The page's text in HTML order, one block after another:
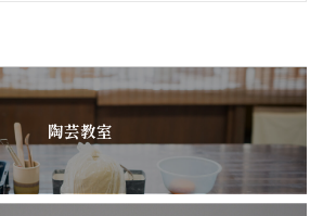
陶芸教室